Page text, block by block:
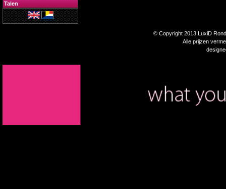
Talen
© Copyright 2013 LuxiD
Alle prijzen